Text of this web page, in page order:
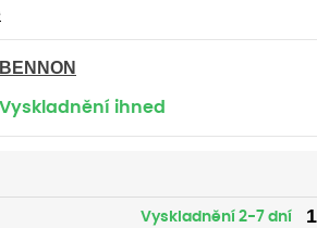
BENNON
Vyskladnění ihned
Vyskladnění 2-7 dní